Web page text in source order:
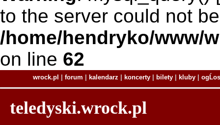
to the server could not
/home/hendryko/www/
on line 62
wrock.pl forum kalendarz koncerty| bilety| kluby|
teledyski.wrock.pl